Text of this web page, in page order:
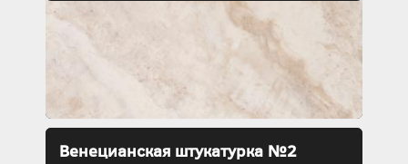
Венецианская штукатурка №2